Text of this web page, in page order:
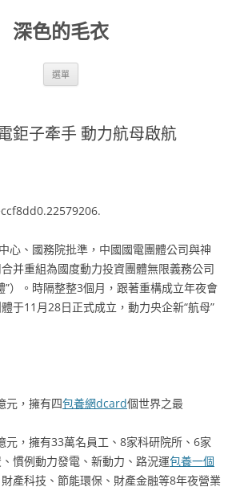
深色的毛衣
選單
鉅子牽手 動力航母啟航
心、國務院批準，中國國電團體公司與神
并重組為國度動力投資團體無限義務公司
”）。時隔整整3個月，跟著重構成立年夜會
于11月28日正式成立，動力央企新“航母”
元，擁有四包養網dcard個世界之最
元，擁有33萬名員工、8家科研院所、6家
慣例動力發電、新動力、路況運包養一個
產科技、節能環保、財產金融等8年夜營業